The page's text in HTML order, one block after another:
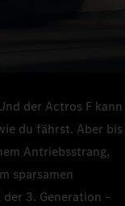
wie auf der
der Actros F kann
du fährst. Aber bis
Antriebsstrang,
sparsamen
3. Generation –